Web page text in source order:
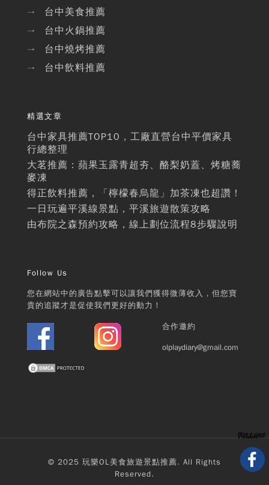
→ 台中美食推薦
→ 台中火鍋推薦
→ 台中燒烤推薦
→ 台中飲料推薦
精選文章
台中家具推薦TOP10，工廠直營台中平價家具
行總整理
大茗推薦：蘋果玉露青超夯、酪梨奶蓋、烤糖蕎
麥凍
得正飲料推薦，「檸檬春烏龍」加茶凍也超讚！
一日玩遍平溪線景點，平溪旅遊散策攻略
由布院之森預約攻略，線上劃位流程8步驟說明
Follow Us
您在網站中的廣告點擊可以讓我們獲得微薄收入，但您寶
貴的追蹤才是促使我們更好的動力！
合作邀約
olplaydiary@gmail.com
© 2025 玩樂OL美食旅遊景點推薦. All Rights
Reserved.